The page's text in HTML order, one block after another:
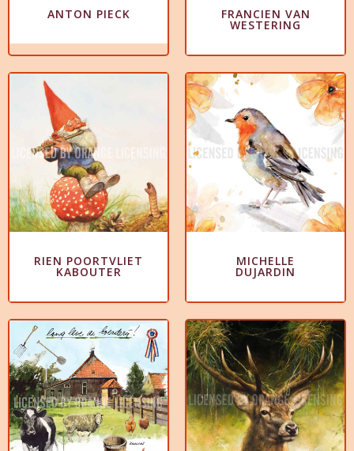
ANTON PIECK FRANCIEN VAN
WESTERING
RIEN POORTVLIET
KABOUTER
MICHELLE
DUJARDIN